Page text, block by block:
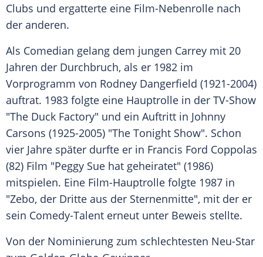
Clubs und ergatterte eine Film-Nebenrolle nach
der anderen.
Als Comedian gelang dem jungen Carrey mit 20
Jahren der Durchbruch, als er 1982 im
Vorprogramm von Rodney Dangerfield (1921-2004)
auftrat. 1983 folgte eine Hauptrolle in der TV-Show
"The Duck Factory" und ein Auftritt in Johnny
Carsons (1925-2005) "The Tonight Show". Schon
vier Jahre später durfte er in Francis Ford Coppolas
(82) Film "Peggy Sue hat geheiratet" (1986)
mitspielen. Eine Film-Hauptrolle folgte 1987 in
"Zebo, der Dritte aus der Sternenmitte", mit der er
sein Comedy-Talent erneut unter Beweis stellte.
Von der Nominierung zum schlechtesten Neu-Star